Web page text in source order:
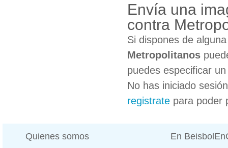
Envía una
contra
Si dispones de
Metropolitanos
puedes especificar
No has iniciado
registrate para poder
Quienes somos En